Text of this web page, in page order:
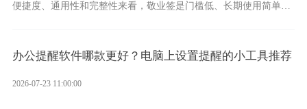
便捷度、通用性和完整性来看，敬业签是门槛低、长期使用简单的
办公提醒软件哪款更好？电脑上设置提醒的小工具推荐
2026-07-23 11:00:00